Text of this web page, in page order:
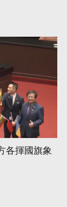
各揮國旗象